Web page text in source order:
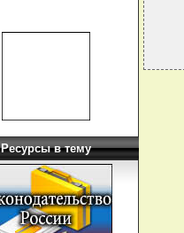
Ресурсы в тему